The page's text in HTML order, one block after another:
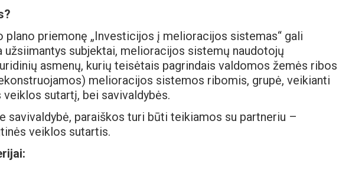
plano priemonę „Investicijos į melioracijos sistemas“ gali
subjektai, melioracijos sistemų naudotojų
asmenų, kurių teisėtais pagrindais valdomos žemės ribos
melioracijos sistemos ribomis, grupė, veikianti
sutartį, bei savivaldybės.
savivaldybė, paraiškos turi būti teikiamos su partneriu –
veiklos sutartis.